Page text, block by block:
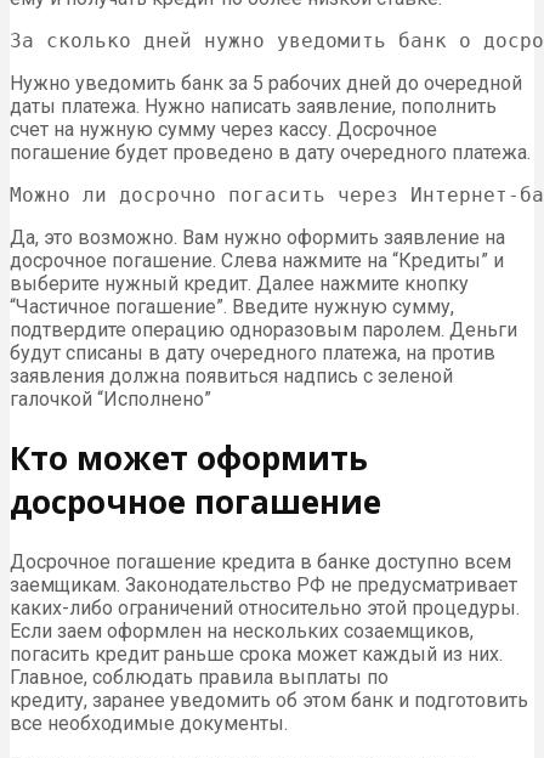
За сколько дней нужно уведомить банк о
Нужно уведомить банк за 5 рабочих дней до очередной
даты платежа. Нужно написать заявление, пополнить
счет на нужную сумму через кассу. Досрочное
погашение будет проведено в дату очередного платежа.
Можно ли досрочно погасить через Интернет-
Да, это возможно. Вам нужно оформить заявление на
досрочное погашение. Слева нажмите на “Кредиты” и
выберите нужный кредит. Далее нажмите кнопку
“Частичное погашение”. Введите нужную сумму,
подтвердите операцию одноразовым паролем. Деньги
будут списаны в дату очередного платежа, на против
заявления должна появиться надпись с зеленой
галочкой “Исполнено”
Кто может оформить
досрочное погашение
Досрочное погашение кредита в банке доступно всем
заемщикам. Законодательство РФ не предусматривает
каких-либо ограничений относительно этой процедуры.
Если заем оформлен на нескольких созаемщиков,
погасить кредит раньше срока может каждый из них.
Главное, соблюдать правила выплаты по
кредиту, заранее уведомить об этом банк и подготовить
все необходимые документы.